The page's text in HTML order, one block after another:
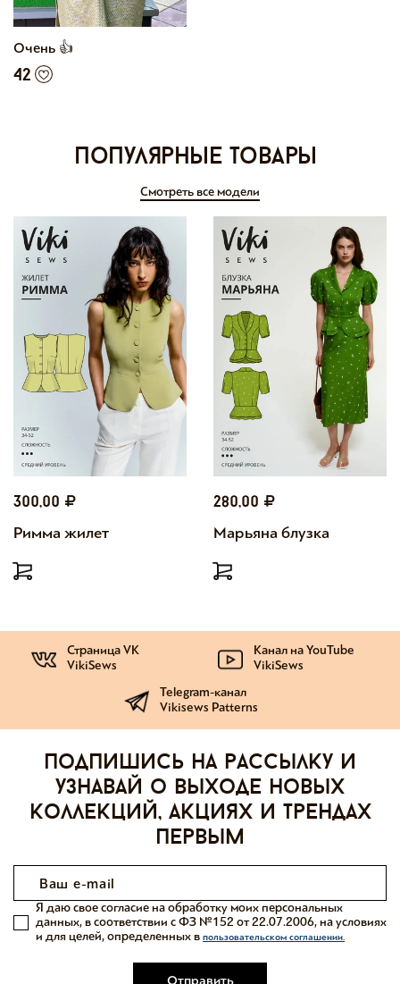
Очень 👍
42
Популярные товары
Смотреть все модели
300,00
Римма жилет
280,00
Марьяна блузка
Страница VK
VikiSews
Канал на YouTube
VikiSews
Telegram-канал
Vikisews Patterns
Подпишись на рассылку и
узнавай о выходе новых
коллекций, акциях и трендах
первым
Отправить
Я даю свое согласие на обработку моих персональных
данных, в соответствии с ФЗ №152 от 22.07.2006, на условиях
и для целей, определенных в пользовательском соглашении.